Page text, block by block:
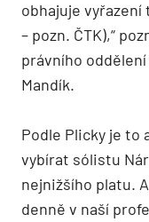
obhajuje vyřazení
– pozn. ČTK),“
právního oddělení
Mandík.
Podle Plicky je to
vybírat sólistu
nejnižšího platu.
denně v naší